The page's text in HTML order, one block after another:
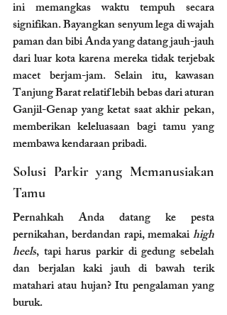
ini memangkas waktu tempuh secara
signifikan. Bayangkan senyum lega di wajah
paman dan bibi Anda yang datang jauh-jauh
dari luar kota karena mereka tidak terjebak
macet berjam-jam. Selain itu, kawasan
Tanjung Barat relatif lebih bebas dari aturan
Ganjil-Genap yang ketat saat akhir pekan,
memberikan keleluasaan bagi tamu yang
membawa kendaraan pribadi.
Solusi Parkir yang Memanusiakan
Tamu
Pernahkah Anda datang ke pesta
pernikahan, berdandan rapi, memakai high
heels, tapi harus parkir di gedung sebelah
dan berjalan kaki jauh di bawah terik
matahari atau hujan? Itu pengalaman yang
buruk.